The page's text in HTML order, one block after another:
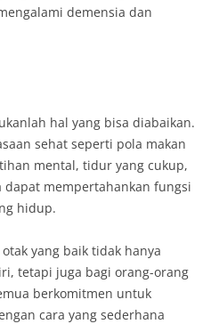
demensia dan
hal yang bisa diabaikan.
sehat seperti pola makan
mental, tidur yang cukup,
dapat mempertahankan fungsi
hidup.
yang baik tidak hanya
tetapi juga bagi orang-orang
berkomitmen untuk
cara yang sederhana